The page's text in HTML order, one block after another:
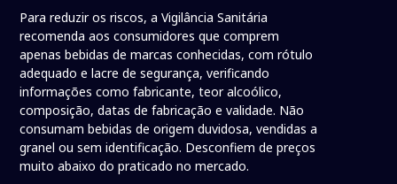
Para reduzir os riscos, a Vigilância Sanitária
recomenda aos consumidores que comprem
apenas bebidas de marcas conhecidas, com rótulo
adequado e lacre de segurança, verificando
informações como fabricante, teor alcoólico,
composição, datas de fabricação e validade. Não
consumam bebidas de origem duvidosa, vendidas a
granel ou sem identificação. Desconfiem de preços
muito abaixo do praticado no mercado.